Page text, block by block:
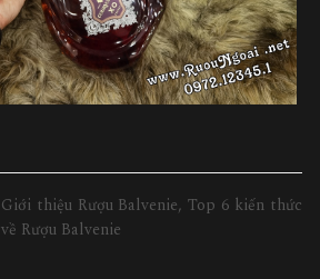
Giới thiệu Rượu Balvenie, Top 6 kiến thức
về Rượu Balvenie